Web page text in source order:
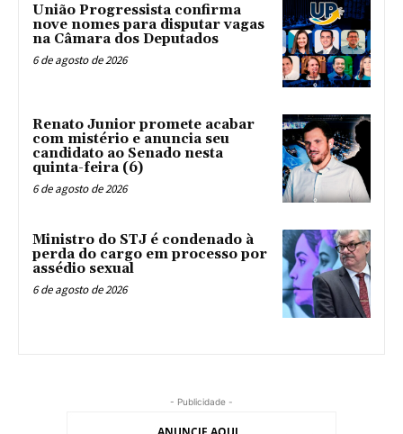
União Progressista confirma
nove nomes para disputar vagas
na Câmara dos Deputados
6 de agosto de 2026
Renato Junior promete acabar
com mistério e anuncia seu
candidato ao Senado nesta
quinta-feira (6)
6 de agosto de 2026
Ministro do STJ é condenado à
perda do cargo em processo por
assédio sexual
6 de agosto de 2026
- Publicidade -